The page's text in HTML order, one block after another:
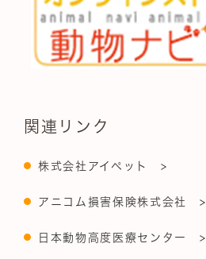
関連リンク
株式会社アイペット >
アニコム損害保険株式会社 >
日本動物高度医療センター >